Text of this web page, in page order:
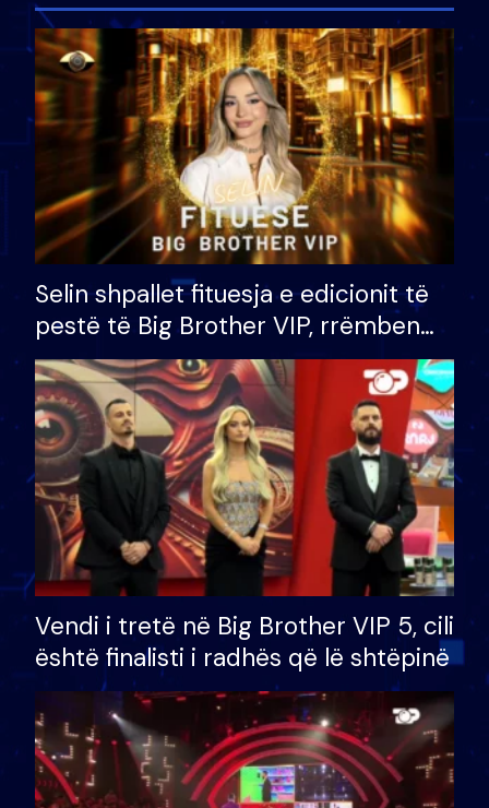
Selin shpallet fituesja e edicionit të
pestë të Big Brother VIP, rrëmben
çmimin e madh prej 100 mijë eurosh
Vendi i tretë në Big Brother VIP 5, cili
është finalisti i radhës që lë shtëpinë